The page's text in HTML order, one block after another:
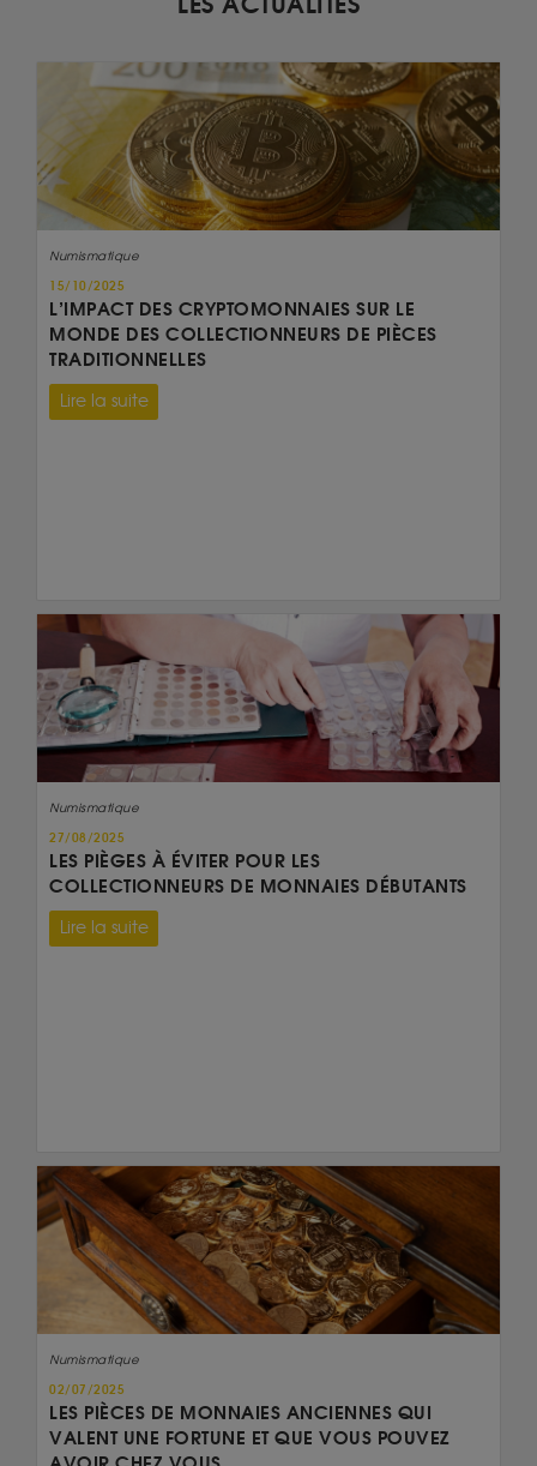
Numismatique
15/10/2025
L’IMPACT DES CRYPTOMONNAIES SUR LE
MONDE DES COLLECTIONNEURS DE PIÈCES
TRADITIONNELLES
Lire la suite
Numismatique
27/08/2025
LES PIÈGES À ÉVITER POUR LES
COLLECTIONNEURS DE MONNAIES DÉBUTANTS
Lire la suite
Numismatique
02/07/2025
LES PIÈCES DE MONNAIES ANCIENNES QUI
VALENT UNE FORTUNE ET QUE VOUS POUVEZ